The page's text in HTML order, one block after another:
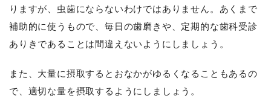
りますが、虫歯にならないわけではありません。 あくまで
補助的に使うもので、毎日の歯磨きや、定期的な歯科受診
ありきであることは間違えないようにしましょう。
また、大量に摂取するとおなかがゆるくなることもあるの
で、適切な量を摂取するようにしましょう。